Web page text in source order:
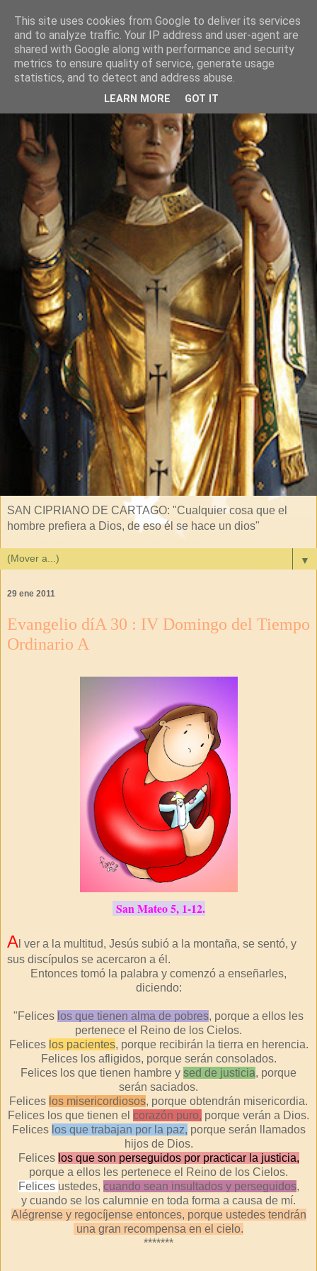
SAN CIPRIANO DE CARTAGO: "Cualquier cosa que el
hombre prefiera a Dios, de eso él se hace un dios"
▼
29 ene 2011
Evangelio díA 30 : IV Domingo del Tiempo
Ordinario A
San Mateo 5, 1-12.
A l ver a la multitud, Jesús subió a la montaña, se sentó, y
sus discípulos se acercaron a él.
Entonces tomó la palabra y comenzó a enseñarles,
diciendo:
"Felices los que tienen alma de pobres, porque a ellos les
pertenece el Reino de los Cielos.
Felices los pacientes, porque recibirán la tierra en herencia.
Felices los afligidos, porque serán consolados.
Felices los que tienen hambre y sed de justicia, porque
serán saciados.
Felices los misericordiosos, porque obtendrán misericordia.
Felices los que tienen el corazón puro, porque verán a Dios.
Felices los que trabajan por la paz, porque serán llamados
hijos de Dios.
Felices los que son perseguidos por practicar la justicia,
porque a ellos les pertenece el Reino de los Cielos.
Felices ustedes, cuando sean insultados y perseguidos,
y cuando se los calumnie en toda forma a causa de mí.
Alégrense y regocíjense entonces, porque ustedes tendrán
una gran recompensa en el cielo.
*******
This site uses cookies from Google to deliver its services
and to analyze traffic. Your IP address and user-agent are
shared with Google along with performance and security
metrics to ensure quality of service, generate usage
statistics, and to detect and address abuse.
LEARN MORE GOT IT